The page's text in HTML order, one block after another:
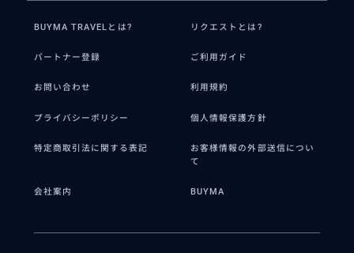
BUYMA TRAVELとは? リクエストとは?
パートナー登録 ご利用ガイド
お問い合わせ 利用規約
プライバシーポリシー 個人情報保護方針
特定商取引法に関する表記
お客様情報の外部送信につい
て
会社案内 BUYMA